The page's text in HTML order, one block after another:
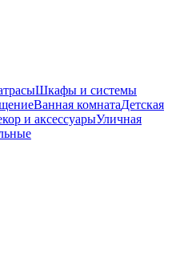
Шкафы и системы
Ванная комнатаДетская
и аксессуарыУличная